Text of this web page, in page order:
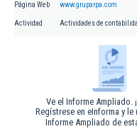
Página Web www.gruparpa.com
Actividad Actividades de
Ve el Informe Ampliado.
Regístrese en eInforma y le
Informe Ampliado de